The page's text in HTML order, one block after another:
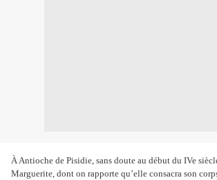
À Antioche de Pisidie, sans doute au début du IVe
Marguerite, dont on rapporte qu’elle consacra son